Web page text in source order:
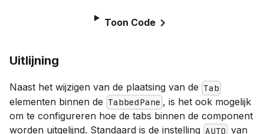
Toon Code
Uitlijning
Naast het wijzigen van de plaatsing van de Tab
elementen binnen de TabbedPane , is het ook mogelijk
om te configureren hoe de tabs binnen de component
worden uitgelijnd. Standaard is de instelling AUTO van